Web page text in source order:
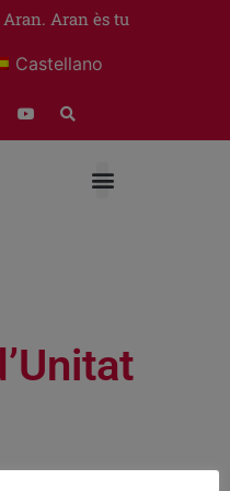
Aran ès tu
Castellano